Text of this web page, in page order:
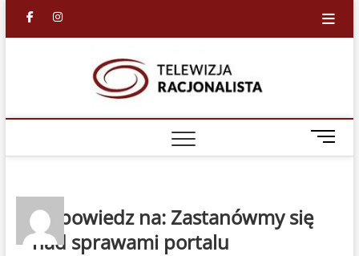
facebook
in
M
e
Odpowiedz na: Zastanówmy się
nad sprawami portalu